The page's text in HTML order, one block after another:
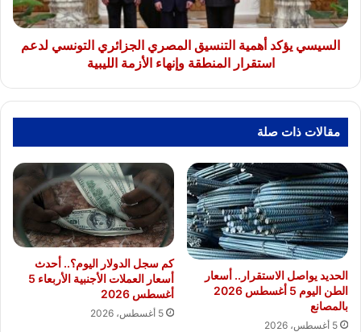
لدعم
استقرار
المنطقة
السيسي يؤكد أهمية التنسيق المصري الجزائري التونسي لدعم
استقرار المنطقة وإنهاء الأزمة الليبية
مقالات ذات صلة
الحديد يواصل الاستقرار.. أسعار
الطن اليوم 5 أغسطس 2026
بالمصانع
5 أغسطس، 2026
كم سجل الدولار اليوم؟.. أحدث
أسعار العملات الأجنبية الأربعاء 5
أغسطس 2026
5 أغسطس، 2026